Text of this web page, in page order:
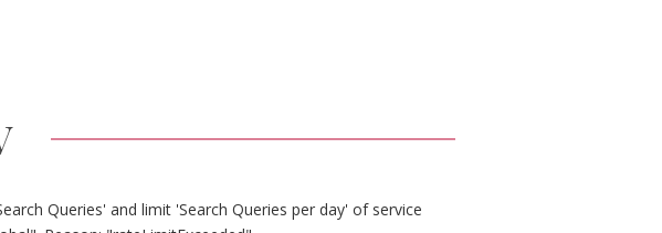
Queries' and limit 'Search Queries per day' of service